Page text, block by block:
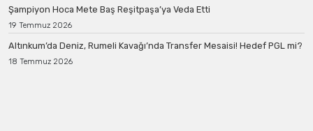
Şampiyon Hoca Mete Baş Reşitpaşa’ya Veda Etti
19 Temmuz 2026
Altınkum’da Deniz, Rumeli Kavağı’nda Transfer Mesaisi! Hedef PGL mi?
18 Temmuz 2026